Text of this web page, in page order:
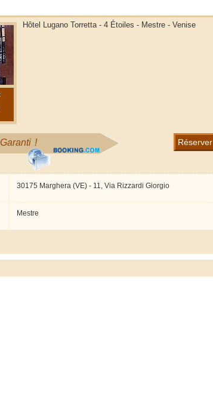
Hôtel Lugano Torretta - 4 Étoiles - Mestre - Venise
! Réserver
30175 Marghera (VE) - 11, Via Rizzardi Giorgio
Mestre